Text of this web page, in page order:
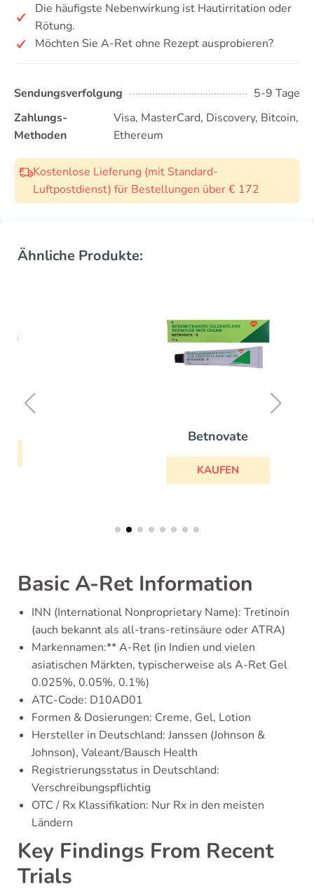
Die häufigste Nebenwirkung ist Hautirritation oder
Rötung.
Möchten Sie A-Ret ohne Rezept ausprobieren?
Sendungsverfolgung
5-9 Tage
Zahlungs-
Methoden
Visa, MasterCard, Discovery, Bitcoin,
Ethereum
Kostenlose Lieferung (mit Standard-
Luftpostdienst) für Bestellungen über € 172
Ähnliche Produkte:
Basic A-Ret Information
INN (International Nonproprietary Name): Tretinoin
(auch bekannt als all-trans-retinsäure oder ATRA)
Markennamen:** A-Ret (in Indien und vielen
asiatischen Märkten, typischerweise als A-Ret Gel
0.025%, 0.05%, 0.1%)
ATC-Code: D10AD01
Formen & Dosierungen: Creme, Gel, Lotion
Hersteller in Deutschland: Janssen (Johnson &
Johnson), Valeant/Bausch Health
Registrierungsstatus in Deutschland:
Verschreibungspflichtig
OTC / Rx Klassifikation: Nur Rx in den meisten
Ländern
Key Findings From Recent
Trials